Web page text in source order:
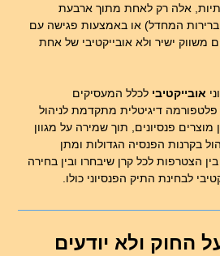
אלה רק לאחת מתוך ארבעת
ברירות המחדל) או באמצעות פגישה עם
משווק ישיר ולא אובייקטיבי של אחת
אובייקטיבי לכלל המעסיקים
דיגיטלית מתקדמת לניהול
מוצרים פנסיונים, תוך שמירה על מגוון
בקרנות הפנסיה הגדולות ומתן
הצטרפות לכל קרן שיבחרו ובין בחירה
לבחינת התיק הפנסיוני כולו.
החוק ולא יודעים